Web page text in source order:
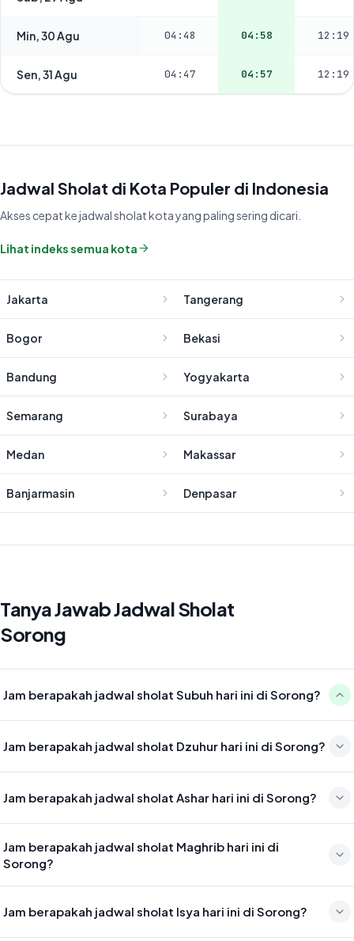
Min, 30 Agu 04:48 04:58 12:19
Sen, 31 Agu 04:47 04:57 12:19
Jadwal Sholat di Kota Populer di Indonesia
Akses cepat ke jadwal sholat kota yang paling sering dicari.
Lihat indeks semua kota
Jakarta Tangerang
Bogor Bekasi
Bandung Yogyakarta
Semarang Surabaya
Medan Makassar
Banjarmasin Denpasar
Tanya Jawab Jadwal Sholat
Sorong
Jam berapakah jadwal sholat Subuh hari ini di Sorong?
Jam berapakah jadwal sholat Dzuhur hari ini di Sorong?
Jam berapakah jadwal sholat Ashar hari ini di Sorong?
Jam berapakah jadwal sholat Maghrib hari ini di
Sorong?
Jam berapakah jadwal sholat Isya hari ini di Sorong?